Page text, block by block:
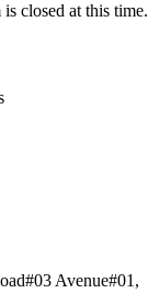
closed at this time.
Avenue#01,